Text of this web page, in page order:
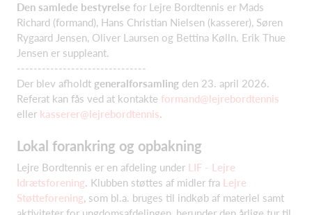
Den samlede bestyrelse for Lejre Bordtennis er Mads
Richard (formand), Hans Christian Nielsen (kasserer), Søren
Rygaard Jensen, Oliver Laursen og Bettina Kølln. Erik Thue
Jensen er suppleant.
-------------------------------
Der blev afholdt generalforsamling den 23. april 2026.
Referat kan fås ved at kontakte formand@lejrebordtennis
eller kasserer@lejrebordtennis.
Lokal forankring og opbakning
Lejre Bordtennis er en afdeling under LIF - Lejre
Idrætsforening . Klubben støttes af midler fra Lejre
Støtteforening , som bl.a. bruges til indkøb af materiel samt